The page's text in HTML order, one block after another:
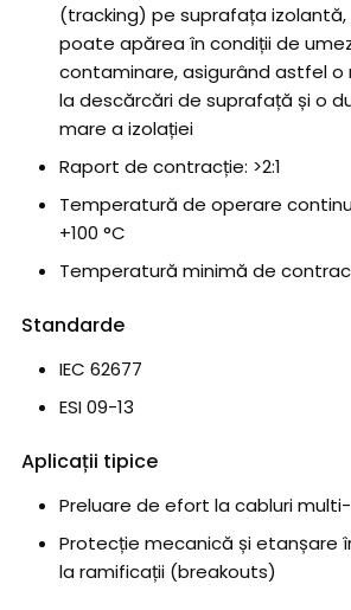
(tracking) pe suprafața
poate apărea în condiții de
contaminare, asigurând astfel
la descărcări de suprafață și o
mare a izolației
Raport de contracție: >2:1
Temperatură de operare
+100 °C
Temperatură minimă de
Standarde
IEC 62677
ESI 09-13
Aplicații tipice
Preluare de efort la cabluri
Protecție mecanică și etanșare
la ramificații (breakouts)